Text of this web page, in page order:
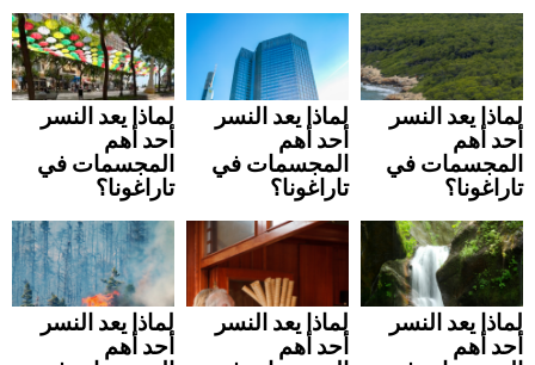
لماذا يعد النسر
أحد أهم
المجسمات في
تاراغونا؟
لماذا يعد النسر
أحد أهم
المجسمات في
تاراغونا؟
لماذا يعد النسر
أحد أهم
المجسمات في
تاراغونا؟
لماذا يعد النسر
أحد أهم
لماذا يعد النسر
أحد أهم
لماذا يعد النسر
أحد أهم